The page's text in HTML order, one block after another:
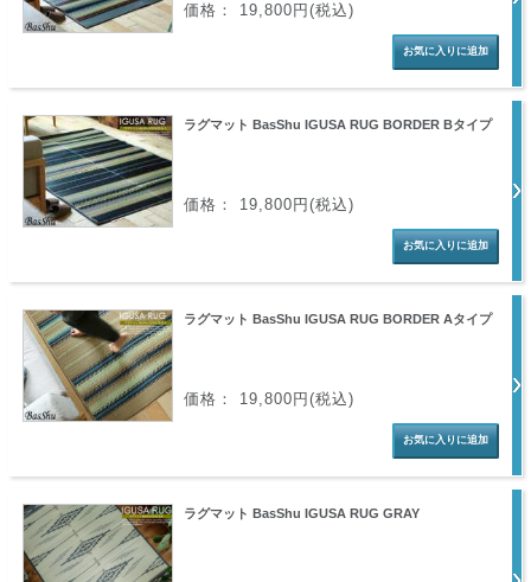
価格： 19,800円(税込)
ラグマット BasShu IGUSA RUG BORDER Bタイプ
価格： 19,800円(税込)
ラグマット BasShu IGUSA RUG BORDER Aタイプ
価格： 19,800円(税込)
ラグマット BasShu IGUSA RUG GRAY